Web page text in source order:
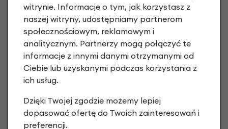
Poznaj szczegóły
Niniejsza propozycja nie stanowi oferty w rozumieniu art.
66 Kodeksu Cywilnego. Ostateczna decyzja o warunkach
i przyznaniu kredytu zostanie podjęta po ocenie
zdolności kredytowej.
witrynie. Informacje o tym, jak korzystasz z
naszej witryny, udostępniamy partnerom
społecznościowym, reklamowym i
analitycznym. Partnerzy mogą połączyć te
informacje z innymi danymi otrzymanymi od
Ciebie lub uzyskanymi podczas korzystania z
ich usług.
Dzięki Twojej zgodzie możemy lepiej
dopasować ofertę do Twoich zainteresowań i
preferencji.